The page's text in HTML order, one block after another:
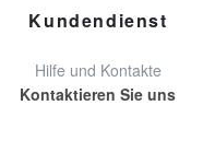
Kundendienst
Hilfe und Kontakte
Kontaktieren Sie uns